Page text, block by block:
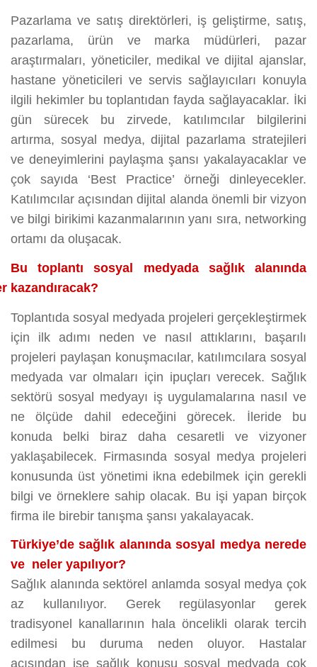
Pazarlama ve satış direktörleri, iş geliştirme, satış,
pazarlama, ürün ve marka müdürleri, pazar
araştırmaları, yöneticiler, medikal ve dijital ajanslar,
hastane yöneticileri ve servis sağlayıcıları konuyla
ilgili hekimler bu toplantıdan fayda sağlayacaklar. İki
gün sürecek bu zirvede, katılımcılar bilgilerini
artırma, sosyal medya, dijital pazarlama stratejileri
ve deneyimlerini paylaşma şansı yakalayacaklar ve
çok sayıda ‘Best Practice’ örneği dinleyecekler.
Katılımcılar açısından dijital alanda önemli bir vizyon
ve bilgi birikimi kazanmalarının yanı sıra, networking
ortamı da oluşacak.
Bu toplantı sosyal medyada sağlık alanında
kazandıracak?
Toplantıda sosyal medyada projeleri gerçekleştirmek
için ilk adımı neden ve nasıl attıklarını, başarılı
projeleri paylaşan konuşmacılar, katılımcılara sosyal
medyada var olmaları için ipuçları verecek. Sağlık
sektörü sosyal medyayı iş uygulamalarına nasıl ve
ne ölçüde dahil edeceğini görecek. İleride bu
konuda belki biraz daha cesaretli ve vizyoner
yaklaşabilecek. Firmasında sosyal medya projeleri
konusunda üst yönetimi ikna edebilmek için gerekli
bilgi ve örneklere sahip olacak. Bu işi yapan birçok
firma ile birebir tanışma şansı yakalayacak.
Türkiye’de sağlık alanında sosyal medya nerede
ve neler yapılıyor?
Sağlık alanında sektörel anlamda sosyal medya çok
az kullanılıyor. Gerek regülasyonlar gerek
tradisyonel kanallarının hala öncelikli olarak tercih
edilmesi bu duruma neden oluyor. Hastalar
açısından ise sağlık konusu sosyal medyada çok